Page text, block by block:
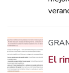
El